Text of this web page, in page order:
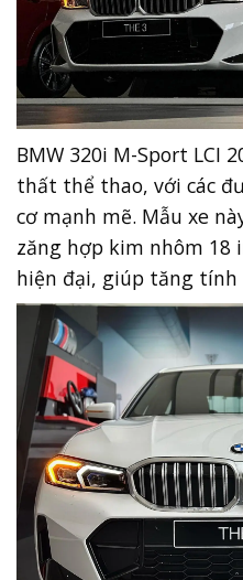
BMW 320i M-Sport LCI
thất thể thao, với các
cơ mạnh mẽ. Mẫu xe
zăng hợp kim nhôm 18
hiện đại, giúp tăng tính